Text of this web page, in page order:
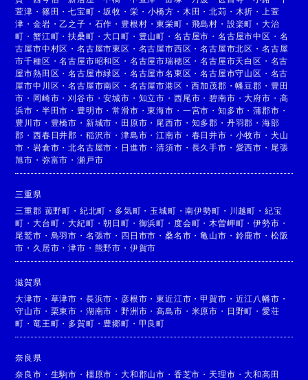
萱津 ・ 篠田 ・七宝町 ・坂牧 ・ 栄 ・ 小橋方 ・ 木田 ・北苅 ・ 木折 ・
上萱
津 ・金岩 ・乙之子 ・ 石作 ・ 豊根村 ・東栄町 ・ 飛島村 ・ 設楽町 ・ 大治
町 ・蟹江町 ・扶桑町 ・大口町 ・ 豊山町 ・ 名古屋市 ・ 名古屋市中区 ・ 名
古屋市中村区 ・名古屋市東区 ・ 名古屋市西区 ・名古屋市北区 ・ 名古屋
市千種区 ・名古屋市昭和区 ・ 名古屋市瑞穂区 ・名古屋市天白区 ・ 名古
屋市熱田区 ・名古屋市緑区 ・ 名古屋市名東区 ・名古屋市守山区 ・ 名古
屋市中川区 ・名古屋市南区 ・ 名古屋市港区 ・西加茂郡 ・幡豆郡 ・ 豊田
市 ・ 岡崎市 ・刈谷市 ・安城市 ・ 知立市 ・ 西尾市 ・碧南市 ・大府市 ・ 高
浜市 ・ 半田市 ・ 豊明市 ・常滑市 ・東海市 ・ 一宮市 ・ 知多市 ・蒲郡市 ・
豊川市 ・ 豊橋市 ・ 新城市 ・ 田原市 ・ 尾西市 ・ 知多郡 ・ 丹羽郡 ・ 海部
郡 ・西春日井郡 ・ 稲沢市 ・津島市 ・江南市 ・ 春日井市 ・ 小牧市 ・ 犬山
市 ・岩倉市 ・北名古屋市 ・ 日進市 ・清須市 ・ 長久手市 ・ 愛西市 ・ 尾張
旭市 ・ 弥富市 ・瀬戸市
三重県
三重郡 菰野町 ・ 紀北町 ・ 多気町 ・ 玉城町 ・南伊勢町 ・ 川越町 ・ 紀宝
町 ・大台町 ・大紀町 ・朝日町 ・ 御浜町 ・ 度会町 ・ 木曽岬町 ・伊勢市 ・
尾鷲市 ・ 鳥羽市 ・ 名張市 ・ 四日市市 ・桑名市 ・亀山市 ・ 鈴鹿市 ・ 松阪
市 ・ 久居市 ・津市 ・ 熊野市 ・ 伊賀市
滋賀県
大津市 ・ 草津市 ・ 長浜市 ・ 彦根市 ・東近江市 ・甲賀市 ・ 近江八幡市 ・
守山市 ・ 栗東市 ・ 湖南市 ・野洲市 ・高島市 ・ 米原市 ・ 日野町 ・ 愛荘
町 ・竜王町 ・ 多賀町 ・ 豊郷町 ・ 甲良町
奈良県
奈良市 ・ 生駒市 ・ 橿原市 ・大和郡山市 ・ 香芝市 ・ 天理市 ・大和高田